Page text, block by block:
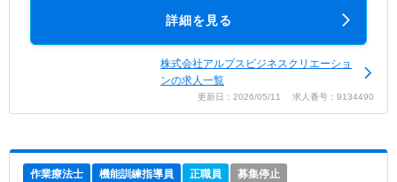
詳細を見る
株式会社アルプスビジネスクリエーショ
ンの求人一覧
更新日：2026/05/11 求人番号：9134490
作業療法士 機能訓練指導員 正職員 募集停止